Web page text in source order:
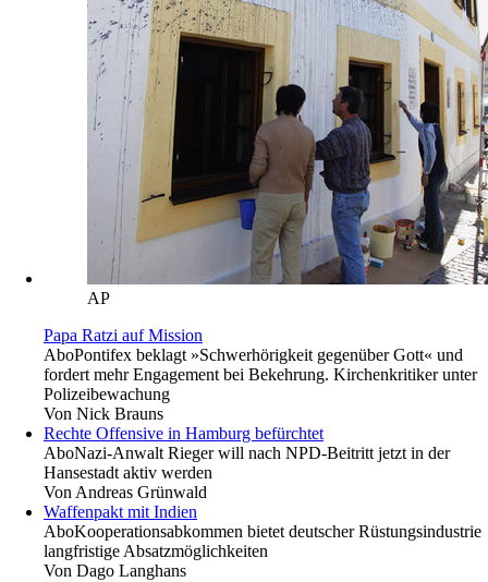
AP
Papa Ratzi auf Mission
AboPontifex beklagt »Schwerhörigkeit gegenüber Gott« und
fordert mehr Engagement bei Bekehrung. Kirchenkritiker unter
Polizeibewachung
Von Nick Brauns
Rechte Offensive in Hamburg befürchtet
AboNazi-Anwalt Rieger will nach NPD-Beitritt jetzt in der
Hansestadt aktiv werden
VonAndreas Grünwald
Waffenpakt mit Indien
AboKooperationsabkommen bietet deutscher Rüstungs­ind­u­­strie
langfristige Absatzmöglichkeiten
Von Dago Langhans